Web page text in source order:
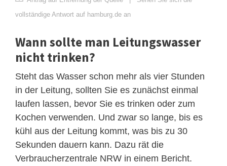
vollständige Antwort auf hamburg.de an
Wann sollte man Leitungswasser
nicht trinken?
Steht das Wasser schon mehr als vier Stunden
in der Leitung, sollten Sie es zunächst einmal
laufen lassen, bevor Sie es trinken oder zum
Kochen verwenden. Und zwar so lange, bis es
kühl aus der Leitung kommt, was bis zu 30
Sekunden dauern kann. Dazu rät die
Verbraucherzentrale NRW in einem Bericht.